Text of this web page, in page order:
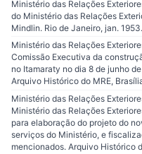
Ministério das Relações
do Ministério das Relações
Mindlin. Rio de Janeiro, jan.
Ministério das Relações
Comissão Executiva da
no Itamaraty no dia 8 de junho
Arquivo Histórico do MRE,
Ministério das Relações
Ministério das Relações
para elaboração do projeto do
serviços do Ministério, e
mencionados. Arquivo Histórico